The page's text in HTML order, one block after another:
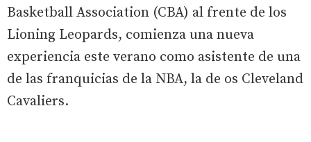
Basketball Association (CBA) al frente de los
Lioning Leopards, comienza una nueva
experiencia este verano como asistente de una
de las franquicias de la NBA, la de os Cleveland
Cavaliers.